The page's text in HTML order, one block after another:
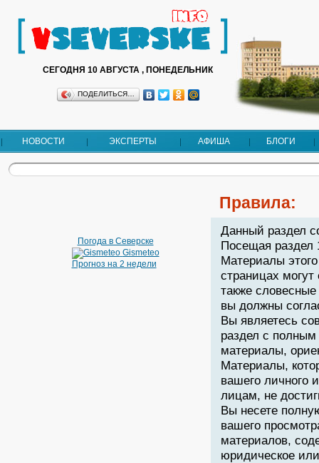
СЕГОДНЯ 10 АВГУСТА , ПОНЕДЕЛЬНИК
ПОДЕЛИТЬСЯ…
НОВОСТИ ЭКСПЕРТЫ АФИША БЛОГИ
Погода в Северске
Gismeteo
Прогноз на 2 недели
Правила:
Данный раздел
Посещая раздел
Материалы
страницах
также
вы должны
Вы являетесь
раздел с полным
материалы,
Материалы,
вашего личного
лицам, не
Вы несете
вашего
материалов,
юридическое